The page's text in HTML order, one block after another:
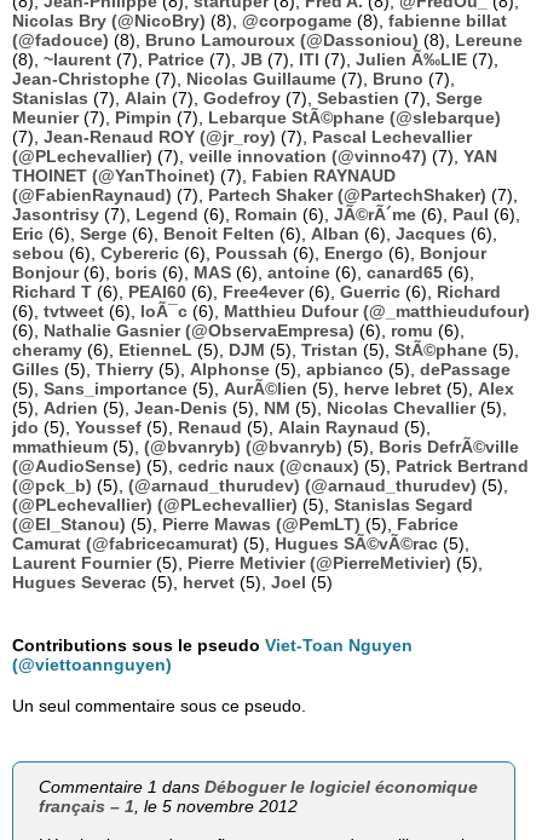
Nicolas Bry (@NicoBry) (8), @corpogame (8), fabienne billat
(@fadouce) (8), Bruno Lamouroux (@Dassoniou) (8), Lereune
(8), ~laurent (7), Patrice (7), JB (7), ITI (7), Julien Ã‰LIE (7),
Jean-Christophe (7), Nicolas Guillaume (7), Bruno (7),
Stanislas (7), Alain (7), Godefroy (7), Sebastien (7), Serge
Meunier(7), Pimpin (7), Lebarque StÃ©phane (@slebarque)
(7), Jean-Renaud ROY (@jr_roy) (7), Pascal Lechevallier
(@PLechevallier) (7), veille innovation (@vinno47) (7), YAN
THOINET (@YanThoinet) (7), Fabien RAYNAUD
(@FabienRaynaud) (7), Partech Shaker (@PartechShaker) (7),
Jasontrisy (7), Legend (6), Romain (6), JÃ©rÃ´me (6), Paul (6),
Eric (6), Serge (6), Benoit Felten (6), Alban (6), Jacques (6),
sebou (6), Cybereric (6), Poussah (6), Energo (6), Bonjour
Bonjour(6), boris (6), MAS (6), antoine (6), canard65 (6),
Richard T (6), PEAI60 (6), Free4ever(6), Guerric (6), Richard
(6), tvtweet (6), loÃ¯c (6), Matthieu Dufour (@_matthieudufour)
(6), Nathalie Gasnier (@ObservaEmpresa) (6), romu (6),
cheramy (6), EtienneL (5), DJM (5), Tristan (5), StÃ©phane (5),
Gilles (5), Thierry (5), Alphonse (5), apbianco (5), dePassage
(5), Sans_importance (5), AurÃ©lien (5), herve lebret (5), Alex
(5), Adrien (5), Jean-Denis (5), NM (5), Nicolas Chevallier(5),
jdo (5), Youssef (5), Renaud (5), Alain Raynaud (5),
mmathieum (5), (@bvanryb) (@bvanryb) (5), Boris DefrÃ©ville
(@AudioSense) (5), cedric naux (@cnaux) (5), Patrick Bertrand
(@pck_b) (5), (@arnaud_thurudev) (@arnaud_thurudev) (5),
(@PLechevallier) (@PLechevallier) (5), Stanislas Segard
(@El_Stanou) (5), Pierre Mawas (@PemLT) (5), Fabrice
Camurat (@fabricecamurat) (5), Hugues SÃ©vÃ©rac (5),
Laurent Fournier(5), Pierre Metivier (@PierreMetivier) (5),
Hugues Severac (5), hervet (5), Joel (5)
Contributions sous le pseudo Viet-Toan Nguyen
(@viettoannguyen)
Un seul commentaire sous ce pseudo.
Commentaire 1 dansDéboguer le logiciel économique
français – 1 , le 5 novembre 2012